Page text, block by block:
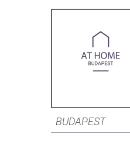
BUDAPEST